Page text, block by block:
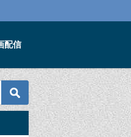
配信
ゲーム
ラいらな
便利なWEBサ
親や祖父母にオスス